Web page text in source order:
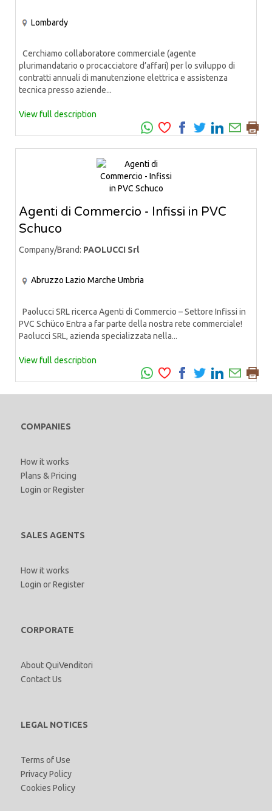
Lombardy
Cerchiamo collaboratore commerciale (agente
plurimandatario o procacciatore d’affari) per lo sviluppo di
contratti annuali di manutenzione elettrica e assistenza
tecnica presso aziende...
View full description
Agenti di Commercio - Infissi in PVC
Schuco
Company/Brand: PAOLUCCI Srl
Abruzzo Lazio Marche Umbria
Paolucci SRL ricerca Agenti di Commercio – Settore Infissi in
PVC Schüco Entra a far parte della nostra rete commerciale!
Paolucci SRL, azienda specializzata nella...
View full description
COMPANIES
How it works
Plans & Pricing
Login orRegister
SALES AGENTS
How it works
Login orRegister
CORPORATE
About QuiVenditori
Contact Us
LEGAL NOTICES
Terms of Use
Privacy Policy
Cookies Policy